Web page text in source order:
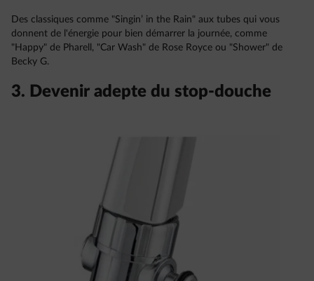
Des classiques comme "Singin’ in the Rain" aux tubes qui vous
donnent de l'énergie pour bien démarrer la journée, comme
"Happy" de Pharell, "Car Wash" de Rose Royce ou "Shower" de
Becky G.
3. Devenir adepte du stop-douche